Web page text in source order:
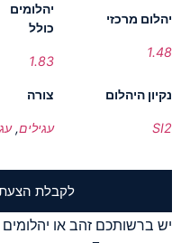
יהלום מרכזי
1.48
יהלומים
כולל
1.83
נקיון היהלום
SI2
צורה
עגילים,
לקבלת הצעת
יש ברשותכם זהב או יהלומים